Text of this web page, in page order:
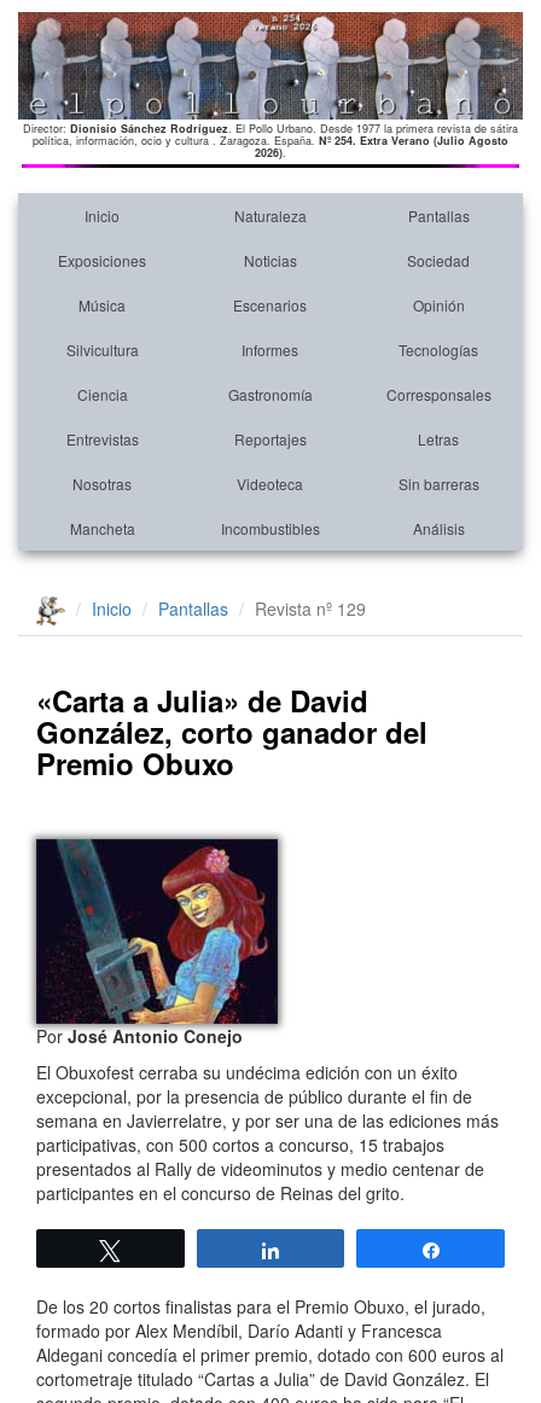
Director: Dionisio Sánchez Rodríguez. El Pollo Urbano. Desde 1977 la primera revista de sátira
política, información, ocio y cultura . Zaragoza. España. Nº 254. Extra Verano (Julio Agosto
2026).
Inicio Naturaleza Pantallas
Exposiciones Noticias Sociedad
Música Escenarios Opinión
Silvicultura Informes Tecnologías
Ciencia Gastronomía Corresponsales
Entrevistas Reportajes Letras
Nosotras Videoteca Sin barreras
Mancheta Incombustibles Análisis
Inicio Pantallas Revista nº 129
«Carta a Julia» de David
González, corto ganador del
Premio Obuxo
PorJosé Antonio Conejo
El Obuxofest cerraba su undécima edición con un éxito
excepcional, por la presencia de público durante el fin de
semana en Javierrelatre, y por ser una de las ediciones más
participativas, con 500 cortos a concurso, 15 trabajos
presentados al Rally de videominutos y medio centenar de
participantes en el concurso de Reinas del grito.
De los 20 cortos finalistas para el Premio Obuxo, el jurado,
formado por Alex Mendíbil, Darío Adanti y Francesca
Aldegani concedía el primer premio, dotado con 600 euros al
cortometraje titulado “Cartas a Julia” de David González. El